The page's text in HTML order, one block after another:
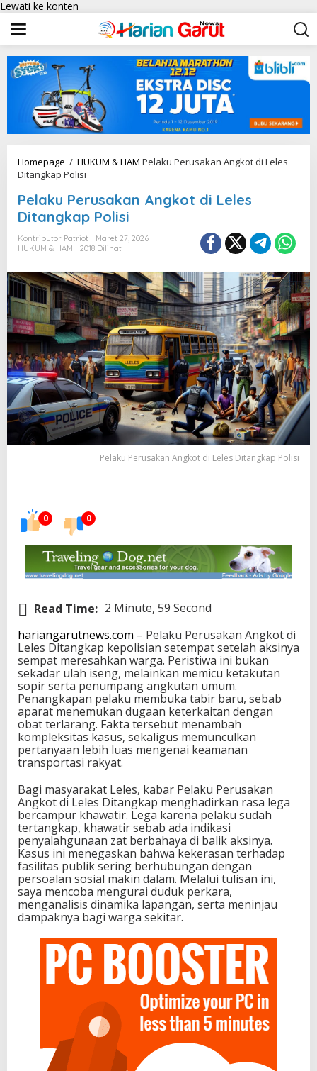
Lewati ke konten
Homepage / HUKUM & HAM Pelaku Perusakan Angkot di Leles
Ditangkap Polisi
Pelaku Perusakan Angkot di Leles
Ditangkap Polisi
Kontributor Patriot
Maret 27, 2026
HUKUM & HAM
2018 Dilihat
Pelaku Perusakan Angkot di Leles Ditangkap Polisi
0 0
Read Time: 2 Minute, 59 Second
hariangarutnews.com – Pelaku Perusakan Angkot di
Leles Ditangkap kepolisian setempat setelah aksinya
sempat meresahkan warga. Peristiwa ini bukan
sekadar ulah iseng, melainkan memicu ketakutan
sopir serta penumpang angkutan umum.
Penangkapan pelaku membuka tabir baru, sebab
aparat menemukan dugaan keterkaitan dengan
obat terlarang. Fakta tersebut menambah
kompleksitas kasus, sekaligus memunculkan
pertanyaan lebih luas mengenai keamanan
transportasi rakyat.
Bagi masyarakat Leles, kabar Pelaku Perusakan
Angkot di Leles Ditangkap menghadirkan rasa lega
bercampur khawatir. Lega karena pelaku sudah
tertangkap, khawatir sebab ada indikasi
penyalahgunaan zat berbahaya di balik aksinya.
Kasus ini menegaskan bahwa kekerasan terhadap
fasilitas publik sering berhubungan dengan
persoalan sosial makin dalam. Melalui tulisan ini,
saya mencoba mengurai duduk perkara,
menganalisis dinamika lapangan, serta meninjau
dampaknya bagi warga sekitar.